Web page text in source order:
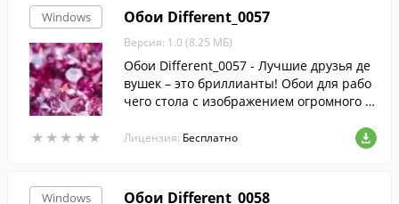
адо сменить до следующей зимы. Весна
на дворе!
Windows
★ ★ ★ ★ ★
★ ★ ★ ★ ★
Обои Different_0057
Версия: 1.0 (8.25 МБ)
Обои Different_0057 - Лучшие друзья де
вушек – это бриллианты! Обои для рабо
чего стола с изображением огромного к
ередаваемая красота правильной геоме
Лицензия: Бесплатно
Windows Обои Different_0058